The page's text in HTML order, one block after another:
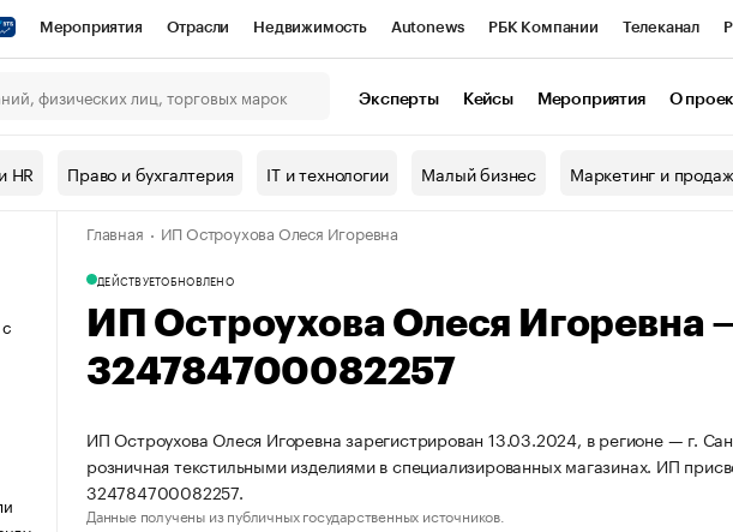
Мероприятия Отрасли Недвижимость Autonews РБК Компании Телеканал
СПб Спецпроекты Проверка контрагентов
Рынок наличной валюты
Эксперты Кейсы Мероприятия О
HR Право и бухгалтерия IT и технологии Малый бизнес Маркетинг и
Главная ИП Остроухова Олеся Игоревна
ДЕЙСТВУЕТОБНОВЛЕНО
ИП Остроухова Олеся
324784700082257
ИП Остроухова Олеся Игоревна зарегистрирован 13.03.2024, в регионе — г.
розничная текстильными изделиями в специализированных магазинах. ИП
324784700082257.
Данные получены из публичных государственных источников.